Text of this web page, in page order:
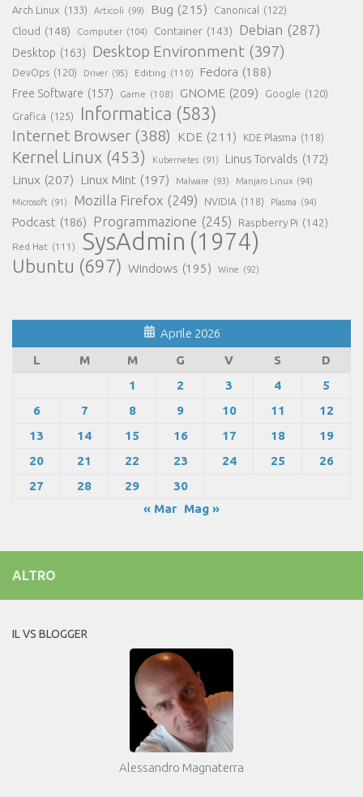
Arch Linux (133) Articoli (99) Bug (215) Canonical (122)
Cloud (148) Computer (104) Container (143) Debian (287)
Desktop (163) Desktop Environment (397)
DevOps (120) Driver (95) Editing (110) Fedora (188)
Free Software (157) Game (108) GNOME (209) Google (120)
Grafica (125) Informatica (583)
Internet Browser (388) KDE (211) KDE Plasma (118)
Kernel Linux (453) Kubernetes (91) Linus Torvalds (172)
Linux (207) Linux Mint (197) Malware (93) Manjaro Linux (94)
Microsoft (91) Mozilla Firefox (249) NVIDIA (118) Plasma (94)
Podcast (186) Programmazione (245) Raspberry Pi (142)
Red Hat (111) SysAdmin (1974)
Ubuntu (697) Windows (195) Wine (92)
Aprile 2026
L
M M G V S
D
1
2 3 4
5
6
7 8 9 10 11
12
13
14 15 16 17 18
19
20
21 22 23 24 25
26
27
28 29
30
« Mar Mag »
ALTRO
IL VS BLOGGER
Alessandro Magnaterra